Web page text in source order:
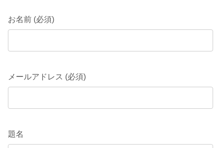
お名前 (必須)
メールアドレス (必須)
題名